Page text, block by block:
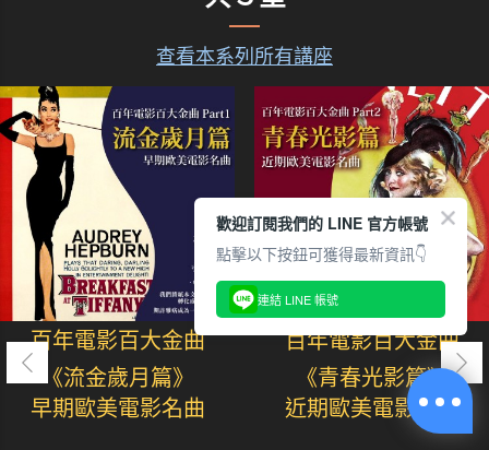
查看本系列所有講座
百年電影百大金曲
《流金歲月篇》
早期歐美電影名曲
百年電影百大金曲
《青春光影篇》
近期歐美電影名曲
歡迎訂閱我們的 LINE 官方帳號
點擊以下按鈕可獲得最新資訊👇
連結 LINE 帳號